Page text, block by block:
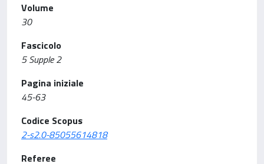
Volume
30
Fascicolo
5 Supple 2
Pagina iniziale
45-63
Codice Scopus
2-s2.0-85055614818
Referee